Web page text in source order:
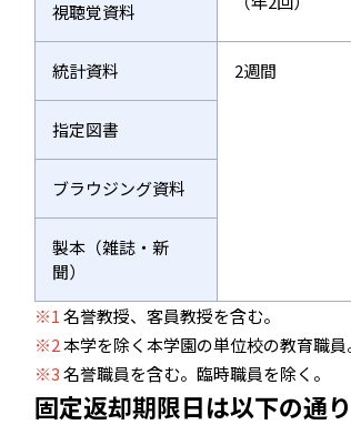
視聴覚資料
統計資料 2週間
指定図書
ブラウジング資料
製本（雑誌・新
聞）
※1 名誉教授、客員教授を含む。
※2 本学を除く本学園の単位校の教育職
※3 名誉職員を含む。臨時職員を除く。
固定返却期限日は以下の通